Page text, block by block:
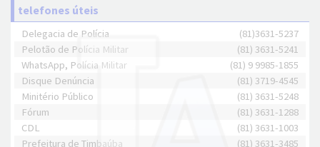
telefones úteis
Delegacia de Polícia
(81)3631-5237
Pelotão de Polícia Militar
(81) 3631-5241
WhatsApp, Polícia Militar
(81) 9 9985-1855
Disque Denúncia
(81) 3719-4545
Minitério Público
(81) 3631-5248
Fórum
(81) 3631-1288
CDL
(81) 3631-1003
Prefeitura de Timbaúba
(81) 3631-3485